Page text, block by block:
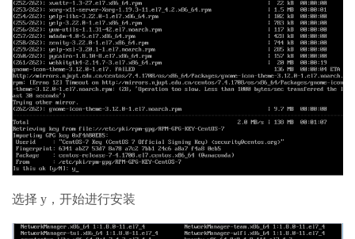
选择 y，开始进行安装